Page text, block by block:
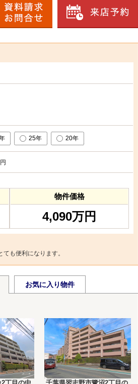
25年 20年
物件価格
4,090万円
も便利になります。
お気に入り物件